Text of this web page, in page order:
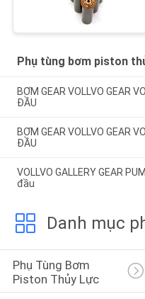
Phụ tùng bơm piston
BƠM GEAR VOLLVO GEAR
ĐẦU
BƠM GEAR VOLLVO GEAR
ĐẦU
VOLLVO GALLERY GEAR
đầu
Danh mục
Phụ Tùng Bơm
Piston Thủy Lực